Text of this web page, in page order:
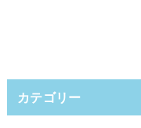
カテゴリー